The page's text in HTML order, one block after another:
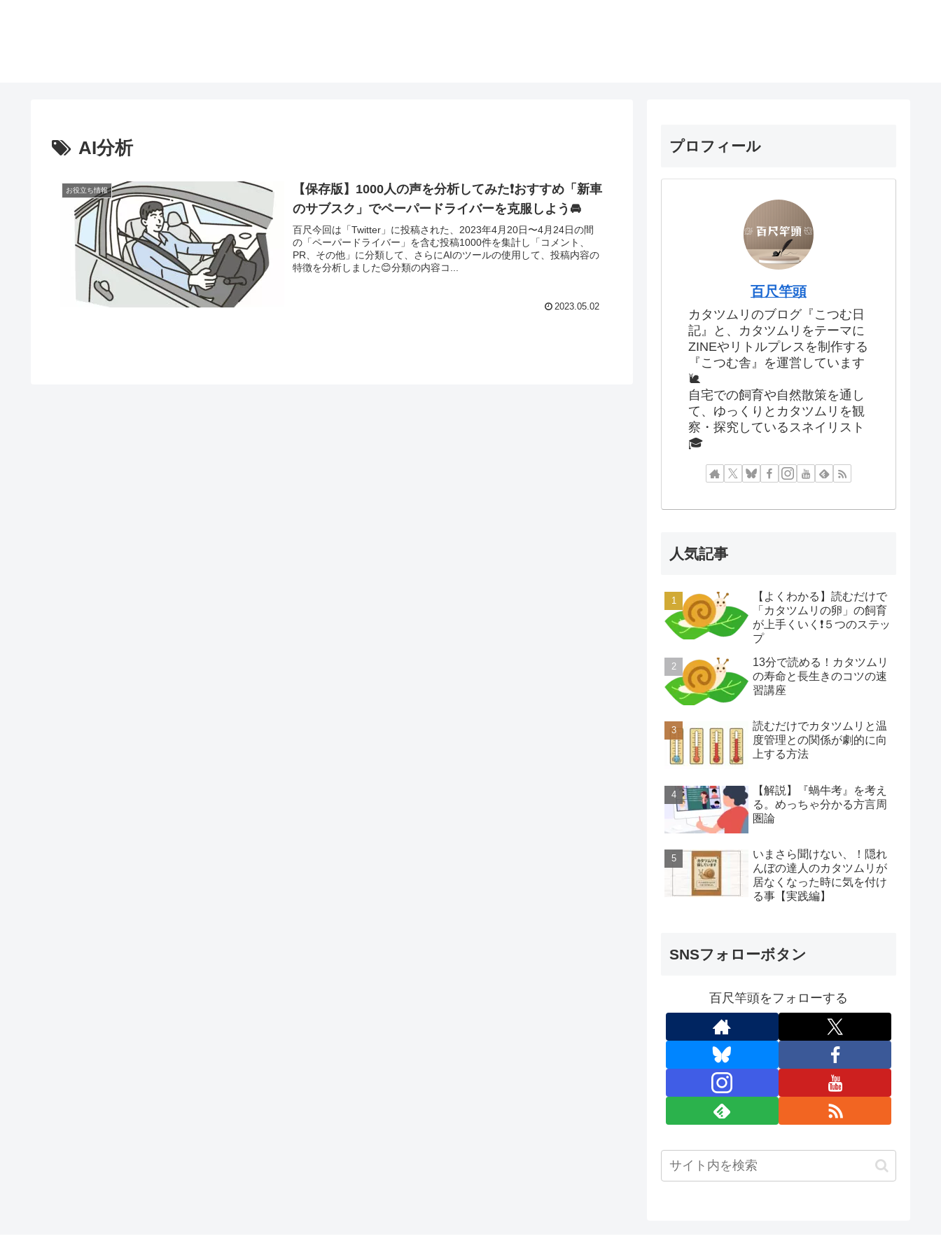
AI分析
お役立ち情報
【保存版】1000人の声を分析してみた❗️おすすめ「新車
のサブスク」でペーパードライバーを克服しよう🚘
百尺今回は「Twitter」に投稿された、2023年4月20日〜4月24日の間
の「ペーパードライバー」を含む投稿1000件を集計し「コメント、
PR、その他」に分類して、さらにAIのツールの使用して、投稿内容の
特徴を分析しました😊分類の内容コ...
2023.05.02
プロフィール
百尺竿頭
カタツムリのブログ『こつむ日
記』と、カタツムリをテーマに
ZINEやリトルプレスを制作する
『こつむ舎』を運営しています
🐌
自宅での飼育や自然散策を通し
て、ゆっくりとカタツムリを観
察・探究しているスネイリスト
🎓
人気記事
【よくわかる】読むだけで
「カタツムリの卵」の飼育
が上手くいく❗️５つのステッ
プ
13分で読める！カタツムリ
の寿命と長生きのコツの速
習講座
読むだけでカタツムリと温
度管理との関係が劇的に向
上する方法
【解説】『蝸牛考』を考え
る。めっちゃ分かる方言周
圏論
いまさら聞けない、！隠れ
んぼの達人のカタツムリが
居なくなった時に気を付け
る事【実践編】
SNSフォローボタン
百尺竿頭をフォローする